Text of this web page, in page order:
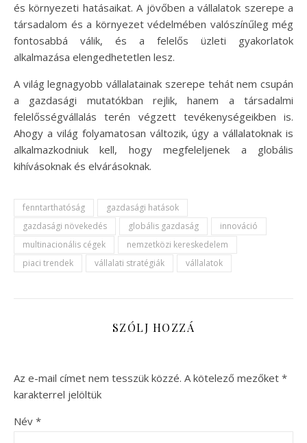
és környezeti hatásaikat. A jövőben a vállalatok szerepe a
társadalom és a környezet védelmében valószínűleg még
fontosabbá válik, és a felelős üzleti gyakorlatok
alkalmazása elengedhetetlen lesz.
A világ legnagyobb vállalatainak szerepe tehát nem csupán
a gazdasági mutatókban rejlik, hanem a társadalmi
felelősségvállalás terén végzett tevékenységeikben is.
Ahogy a világ folyamatosan változik, úgy a vállalatoknak is
alkalmazkodniuk kell, hogy megfeleljenek a globális
kihívásoknak és elvárásoknak.
fenntarthatóság
gazdasági hatások
gazdasági növekedés
globális gazdaság
innováció
multinacionális cégek
nemzetközi kereskedelem
piaci trendek
vállalati stratégiák vállalatok
SZÓLJ HOZZÁ
Az e-mail címet nem tesszük közzé. A kötelező mezőket *
karakterrel jelöltük
Név *